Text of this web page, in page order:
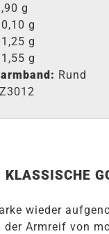
g
g
g
g
Rund
KLASSISCHE
wieder
der Armreif von